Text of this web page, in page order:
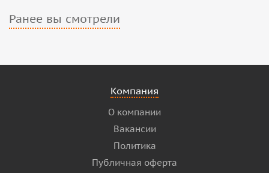
Ранее вы смотрели
Компания
О компании
Вакансии
Политика
Публичная оферта